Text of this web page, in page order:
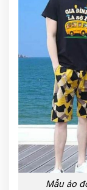
Mẫu áo